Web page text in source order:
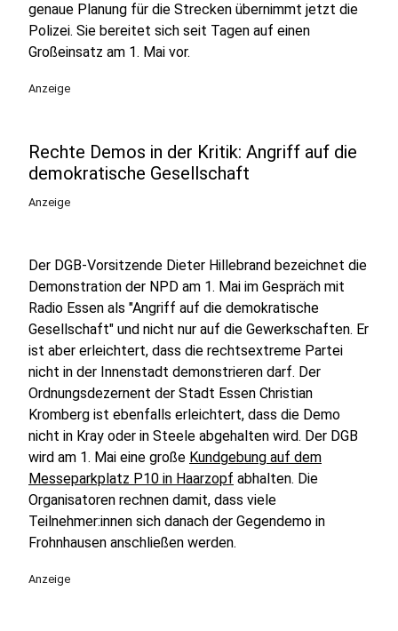
genaue Planung für die Strecken übernimmt jetzt die
Polizei. Sie bereitet sich seit Tagen auf einen
Großeinsatz am 1. Mai vor.
Anzeige
Rechte Demos in der Kritik: Angriff auf die
demokratische Gesellschaft
Anzeige
Der DGB-Vorsitzende Dieter Hillebrand bezeichnet die
Demonstration der NPD am 1. Mai im Gespräch mit
Radio Essen als "Angriff auf die demokratische
Gesellschaft" und nicht nur auf die Gewerkschaften. Er
ist aber erleichtert, dass die rechtsextreme Partei
nicht in der Innenstadt demonstrieren darf. Der
Ordnungsdezernent der Stadt Essen Christian
Kromberg ist ebenfalls erleichtert, dass die Demo
nicht in Kray oder in Steele abgehalten wird. Der DGB
wird am 1. Mai eine große Kundgebung auf dem
Messeparkplatz P10 in Haarzopf abhalten. Die
Organisatoren rechnen damit, dass viele
Teilnehmer:innen sich danach der Gegendemo in
Frohnhausen anschließen werden.
Anzeige